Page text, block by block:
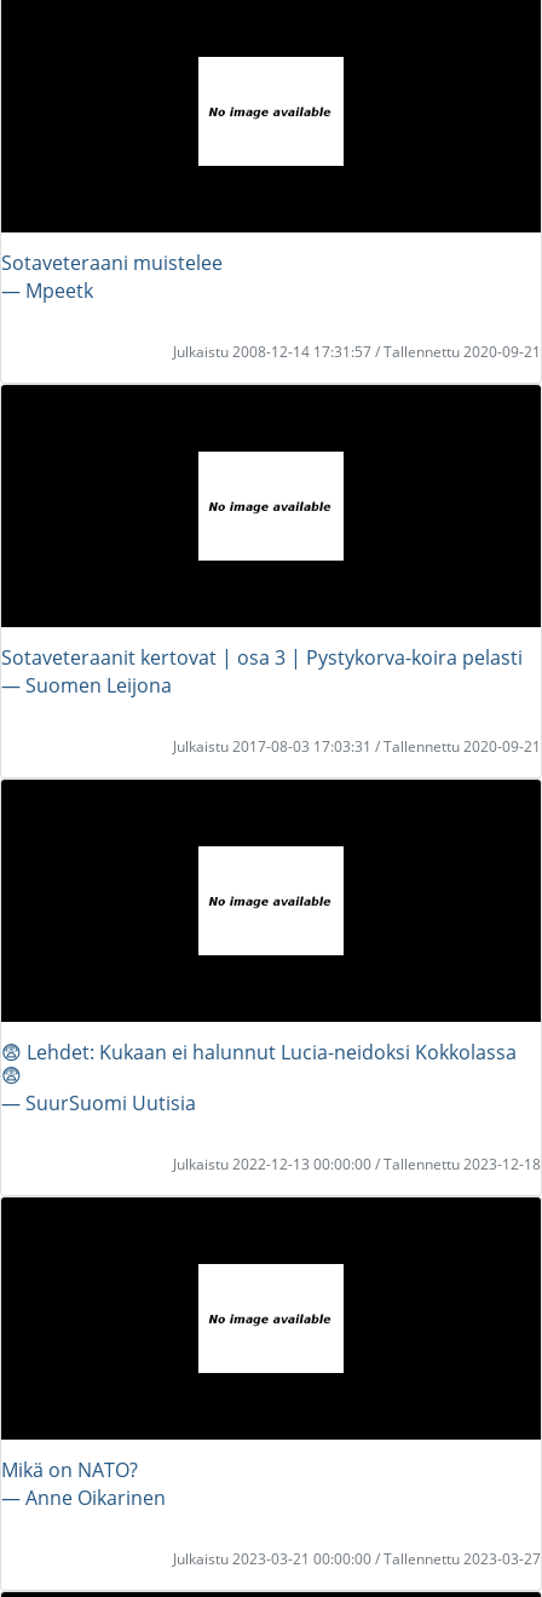
Sotaveteraani muistelee
― Mpeetk
Julkaistu 2008-12-14 17:31:57 / Tallennettu 2020-09-21
Sotaveteraanit kertovat | osa 3 | Pystykorva-koira pelasti
― Suomen Leijona
Julkaistu 2017-08-03 17:03:31 / Tallennettu 2020-09-21
😨 Lehdet: Kukaan ei halunnut Lucia-neidoksi Kokkolassa
😨
― SuurSuomi Uutisia
Julkaistu 2022-12-13 00:00:00 / Tallennettu 2023-12-18
Mikä on NATO?
― Anne Oikarinen
Julkaistu 2023-03-21 00:00:00 / Tallennettu 2023-03-27